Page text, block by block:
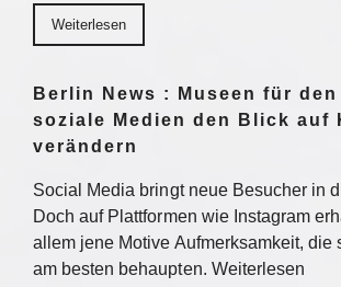
Weiterlesen
Berlin News : Museen für den
soziale Medien den Blick auf
verändern
Social Media bringt neue Besucher in
Doch auf Plattformen wie Instagram
allem jene Motive Aufmerksamkeit, die
am besten behaupten. Weiterlesen